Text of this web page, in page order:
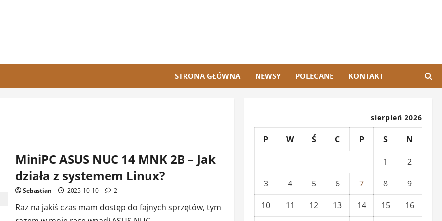
STRONA GŁÓWNA NEWSY POLECANE KONTAKT
MiniPC ASUS NUC 14 MNK 2B – Jak
działa z systemem Linux?
Sebastian 2025-10-10 2
Raz na jakiś czas mam dostęp do fajnych sprzętów, tym
sierpień 2026
P W Ś C P S N
1
2
3
4 5 6 7 8
9
10
11 12 13 14 15
16